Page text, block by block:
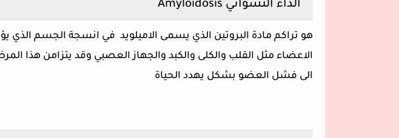
الداء النشواني Amyloidosis
هو تراكم مادة البروتين الذي يسمى الاميلويد في انسجة الجسم الذي
الاعضاء مثل القلب والكلى والكبد والجهاز العصبي وقد يتزامن هذا
الى فشل العضو بشكل يهدد الحياة